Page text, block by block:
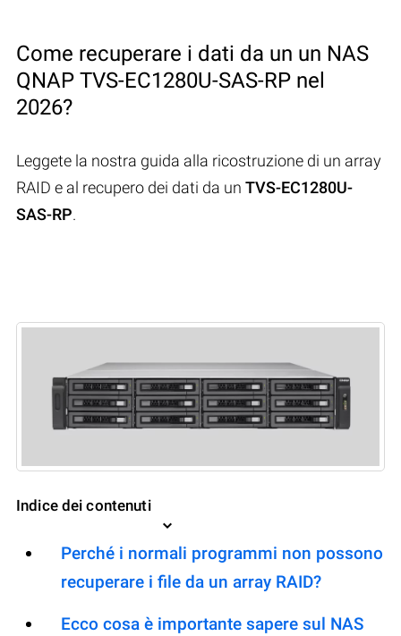
Come recuperare i dati da un un NAS
QNAP TVS-EC1280U-SAS-RP nel
2026?
Leggete la nostra guida alla ricostruzione di un array
RAID e al recupero dei dati da un TVS-EC1280U-
SAS-RP.
Indice dei contenuti
Perché i normali programmi non possono
recuperare i file da un array RAID?
Ecco cosa è importante sapere sul NAS